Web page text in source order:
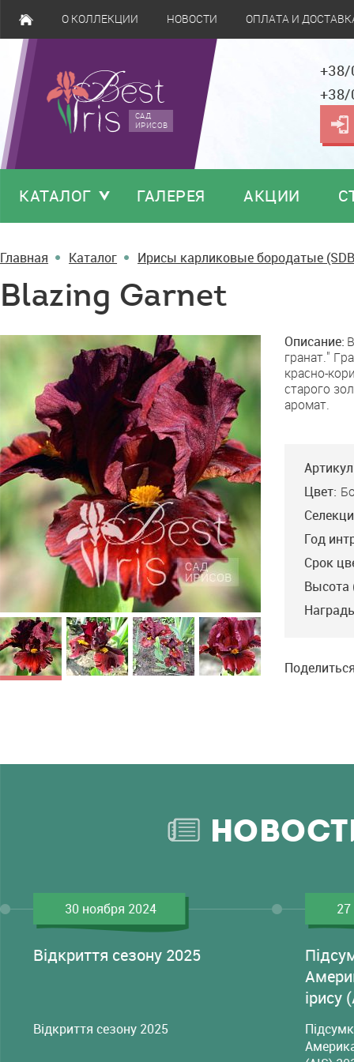
О КОЛЛЕКЦИИ НОВОСТИ ОПЛАТА И
САД
ИРИСОВ
КАТАЛОГ ГАЛЕРЕЯ АКЦИИ
Главная Каталог Ирисы карликовые бородатые
Blazing Garnet
Blazing
Описание:
гранат."
красно-
старого
аромат.
Цвет:
Год
Срок
Высота
30 ноября 2024
Відкриття сезону 2025
Відкриття сезону 2025
ірису